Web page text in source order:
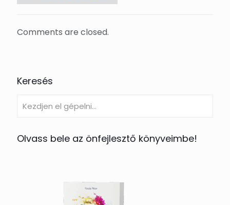
Comments are closed.
Keresés
Olvass bele az önfejlesztő könyveimbe!